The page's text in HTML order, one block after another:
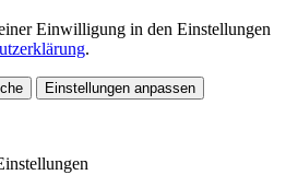
Einwilligung in den Einstellungen
.
Einstellungen anpassen